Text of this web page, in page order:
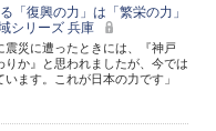
「復興の力」は「繁栄の力」
シリーズ 兵庫
震災に遭ったときには、『神戸
りか』と思われましたが、今では
ます。これが日本の力です」